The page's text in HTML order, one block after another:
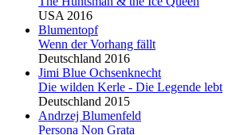
USA 2016
Blumentopf
Wenn der Vorhang fällt
Deutschland 2016
Jimi Blue Ochsenknecht
Die wilden Kerle - Die Legende lebt
Deutschland 2015
Andrzej Blumenfeld
Persona Non Grata